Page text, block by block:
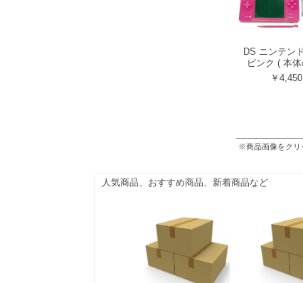
DS ニンテン
ピンク ( 本
￥4,450
※商品画像をクリ